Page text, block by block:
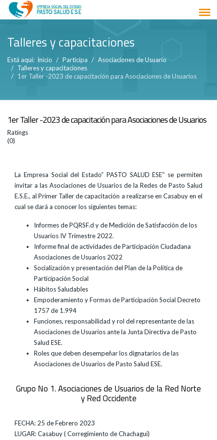
Talleres y capacitaciones
Está aquí: Inicio Participa
Asociaciones de Usuario
Talleres y capacitaciones
1er Taller -2023 de capacitación para Asociaciones de Usuarios
1er Taller -2023 de capacitación para Asociaciones de Usuarios
Ratings
(0)
La Empresa Social del Estado” PASTO SALUD ESE” se permiten
invitar a las Asociaciones de Usuarios de la Redes de Pasto Salud
E.S.E., al Primer Taller de capacitación a realizarse en Casabuy en el
cual se dará a conocer los siguientes temas:
Informes de PQRSF.d y de Medición de Satisfacción de los
Usuarios IV Trimestre 2022.
Informe final de actividades de Participación Ciudadana
Asociaciones de Usuarios 2022
Socialización y presentación del Plan de la Política de
Participación Social
Hábitos Saludables
Empoderamiento y Formas de Participación Social Decreto
1757 de 1.994
Funciones, responsabilidad y rol del representante de las
Asociaciones de Usuarios ante la Junta Directiva de Pasto
Salud ESE.
Roles que deben desempeñar los dignatarios de las
Asociaciones de Usuarios de Pasto Salud ESE.
Grupo No 1. Asociaciones de Usuarios de la Red Norte
y Red Occidente
FECHA: 25 de Febrero 2023
LUGAR: Casabuy ( Corregimiento de Chachaguí)